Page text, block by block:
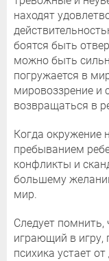
находят
боятся быть
можно быть
погружается в
мировоззрение и
возвращаться в
Когда окружение
пребыванием
конфликты и
большему
мир.
Следует помнить,
играющий в игру,
психика устает